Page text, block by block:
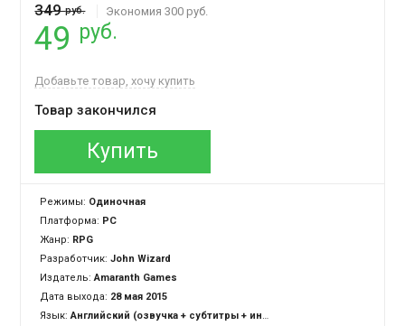
349руб. Экономия 300 руб.
49 руб.
Добавьте товар, хочу купить
Товар закончился
Купить
Режимы: Одиночная
Платформа: PC
Жанр: RPG
Разработчик:John Wizard
Издатель:Amaranth Games
Дата выхода: 28 мая 2015
Язык:Английский (озвучка + субтитры + интерфейс)